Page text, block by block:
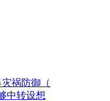
祸防御（
中转设想